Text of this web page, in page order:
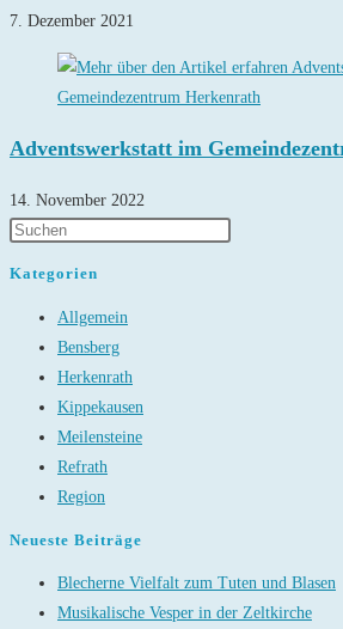
7. Dezember 2021
Adventswerkstatt im
14. November 2022
Kategorien
Allgemein
Bensberg
Herkenrath
Kippekausen
Meilensteine
Refrath
Region
Neueste Beiträge
Blecherne Vielfalt zum Tuten und Blasen
Musikalische Vesper in der Zeltkirche